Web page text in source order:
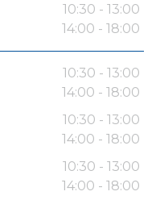
10:30 - 13:00
14:00 - 18:00
10:30 - 13:00
14:00 - 18:00
10:30 - 13:00
14:00 - 18:00
10:30 - 13:00
14:00 - 18:00